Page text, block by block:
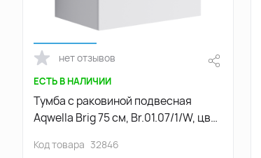
нет отзывов
ЕСТЬ В НАЛИЧИИ
Тумба с раковиной подвесная
Aqwella Brig 75 см, Br.01.07/1/W, цвет
Код товара 32846